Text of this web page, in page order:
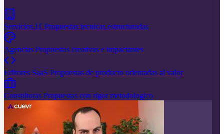
Servicios IT Propuestas tecnicas estructuradas
Agencias Propuestas creativas e impactantes
Editores SaaS Propuestas de producto orientadas al valor
Consultoras Propuestas con rigor metodologico